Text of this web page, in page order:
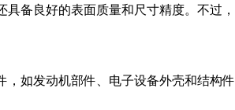
备良好的表面质量和尺寸精度。不过
如发动机部件、电子设备外壳和结构